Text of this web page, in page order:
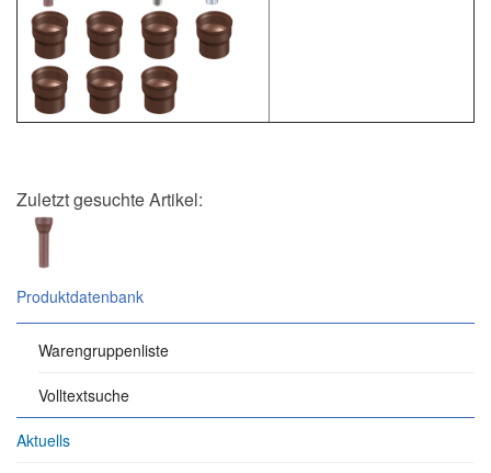
Zuletzt gesuchte Artikel:
Produktdatenbank
Warengruppenliste
Volltextsuche
Aktuells